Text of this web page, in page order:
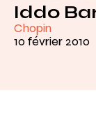
Iddo
Chopin
10 février 2010